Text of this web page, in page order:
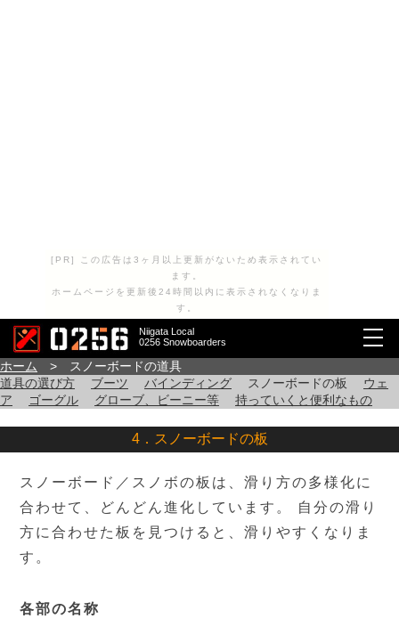
[PR] この広告は3ヶ月以上更新がないため表示されてい
ます。
ホームページを更新後24時間以内に表示されなくなりま
す。
Niigata Local
0256 Snowboarders
ホーム
> スノーボードの道具
道具の選び方
ブーツ バインディング スノーボードの板 ウェ
ア
ゴーグル グローブ、ビーニー等 持っていくと便利なもの
4．スノーボードの板
スノーボード／スノボの板は、滑り方の多様化に
合わせて、どんどん進化しています。 自分の滑り
方に合わせた板を見つけると、滑りやすくなりま
す。
各部の名称